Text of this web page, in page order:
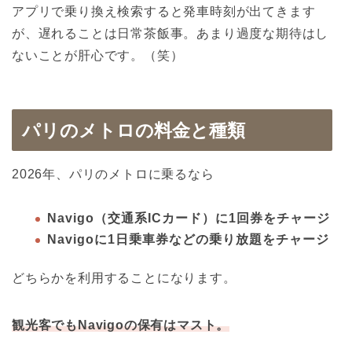
アプリで乗り換え検索すると発車時刻が出てきます
が、遅れることは日常茶飯事。あまり過度な期待はし
ないことが肝心です。（笑）
パリのメトロの料金と種類
2026年、パリのメトロに乗るなら
Navigo（交通系ICカード）に1回券をチャージ
Navigoに1日乗車券などの乗り放題をチャージ
どちらかを利用することになります。
観光客でもNavigoの保有はマスト。